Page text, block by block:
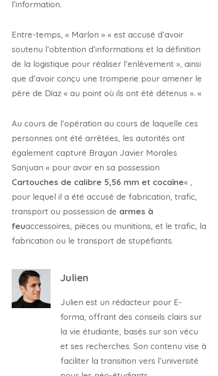
l’information.
Entre-temps, « Marlon » « est accusé d’avoir
soutenu l’obtention d’informations et la définition
de la logistique pour réaliser l’enlèvement », ainsi
que d’avoir conçu une tromperie pour amener le
père de Díaz « au point où ils ont été détenus ». «
Au cours de l’opération au cours de laquelle ces
personnes ont été arrêtées, les autorités ont
également capturé Brayan Javier Morales
Sanjuan « pour avoir en sa possession
Cartouches de calibre 5,56 mm et cocaïne« ,
pour lequel il a été accusé de fabrication, trafic,
transport ou possession de armes à
feuaccessoires, pièces ou munitions, et le trafic, la
fabrication ou le transport de stupéfiants.
Julien
Julien est un rédacteur pour E-
forma, offrant des conseils clairs sur
la vie étudiante, basés sur son vécu
et ses recherches. Son contenu vise à
faciliter la transition vers l’université